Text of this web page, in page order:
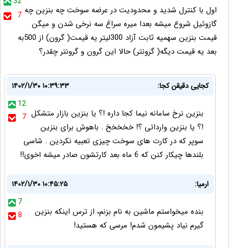
7 اول با کنترل شدید و محدودیت در عرضه سوخت چه بنزین چه
گازوئیل شروع میشه بعدا میره سراغ سه نرخی شدن و میگن
قیمت بنزین سهمیه ثابت آزاد 300لیتر یه قیمت( گرون) از 500به
بعد یه قیمت دیگه( گرونتر) حالا این گرون و گرونتر چقدر؟
کجایی دقیقن کجا:
۱۴۰۲/۱/۳۰ ۱۰:۳۹:۳۳
12
7 بنزین نرخ سامانه نیما کجا داره !؟ یا بنزین بازار متشکل
!؟ یا بنزین وارداتی ؟! خخخخخ . باهوش برای بنزین
سوپر که در کارت های سوخت چیزی تعبیه نکردین . شاسی
بلندها چیکار کنن که 6 ماه بعد کارتشون صادر میشه اخوی!!
ارمیا:
۱۴۰۲/۱/۳۰ ۱۰:۴۵:۲۵
7
8
بنده میخواستم ماشین به نام بزنم، از ترس اینکه بنزین
گیرم نیاد پشیمون شدم! مرسی که هستید!